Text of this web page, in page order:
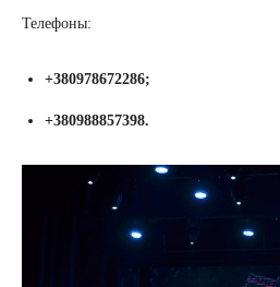
Телефоны:
+380978672286;
+380988857398.